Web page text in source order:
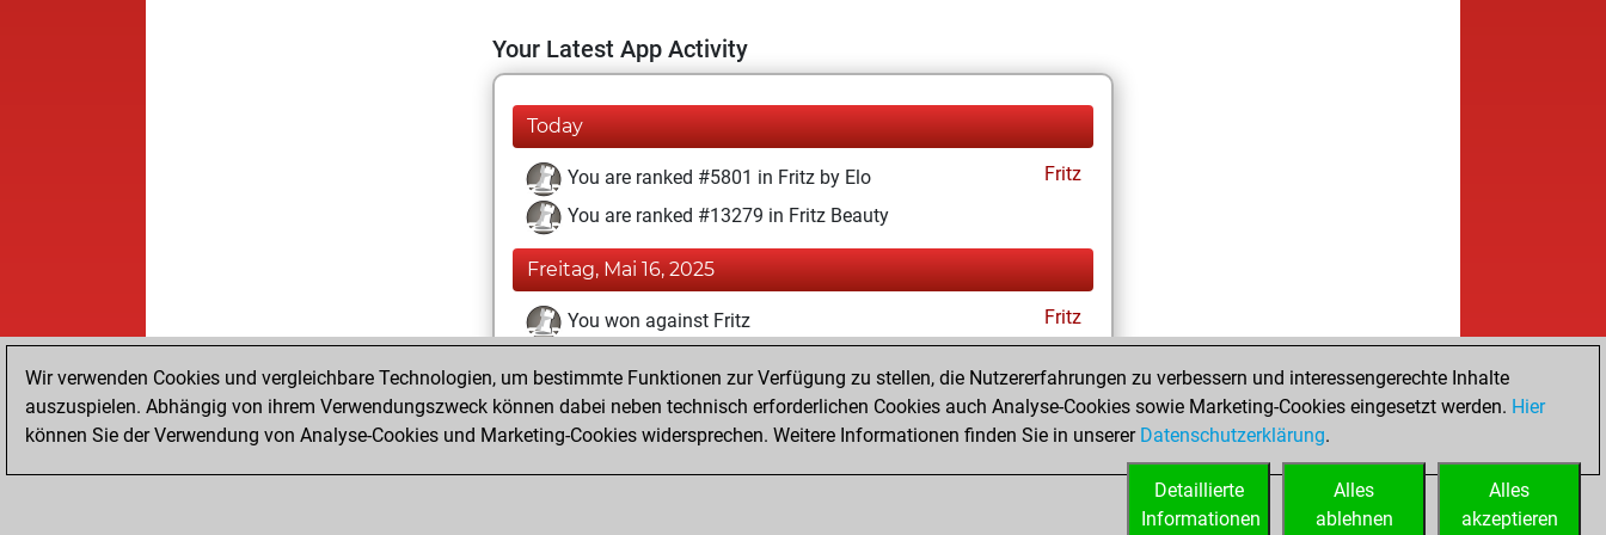
Your Latest App Activity
Today
You are ranked #5801 in Fritz by Elo
Fritz
You are ranked #13279 in Fritz Beauty
Freitag, Mai 16, 2025
You won against Fritz
Fritz
You achieved a new Elo of 1617
You created your Fritz account
Wir verwenden Cookies und vergleichbare Technologien, um bestimmte Funktionen zur Verfügung zu stellen, die Nutzererfahrungen zu verbessern und interessengerechte Inhalte
auszuspielen. Abhängig von ihrem Verwendungszweck können dabei neben technisch erforderlichen Cookies auch Analyse-Cookies sowie Marketing-Cookies eingesetzt werden. Hier
können Sie der Verwendung von Analyse-Cookies und Marketing-Cookies widersprechen. Weitere Informationen finden Sie in unserer Datenschutzerklärung.
Alles
akzeptieren
Alles
ablehnen
Detaillierte
Informationen